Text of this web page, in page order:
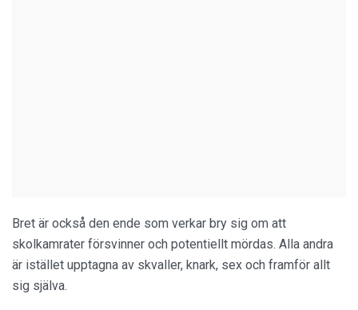
Bret är också den ende som verkar bry sig om att
skolkamrater försvinner och potentiellt mördas. Alla andra
är istället upptagna av skvaller, knark, sex och framför allt
sig själva.